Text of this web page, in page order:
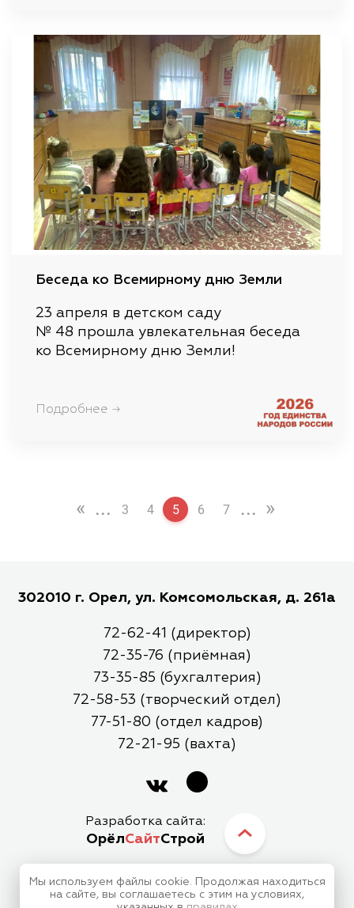
Беседа ко Всемирному дню Земли
23 апреля в детском саду
№ 48 прошла увлекательная беседа
ко Всемирному дню Земли!
Подробнее →
« ... 3 4 5 6 7 ... »
302010 г. Орел, ул. Комсомольская, д. 261а
72-62-41 (директор)
72-35-76 (приёмная)
73-35-85 (бухгалтерия)
72-58-53 (творческий отдел)
77-51-80 (отдел кадров)
72-21-95 (вахта)
Разработка сайта:
ОрёлСайтСтрой
МБУК Орловский Городской Центр Культуры
Мы используем файлы cookie. Продолжая находиться
на сайте, вы соглашаетесь с этим на условиях,